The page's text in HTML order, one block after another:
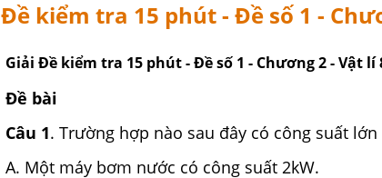
Đề kiểm tra 15 phút - Đề số 1 -
Giải Đề kiểm tra 15 phút - Đề số 1 - Chương 2 - Vật lí
Đề bài
Câu 1. Trường hợp nào sau đây có công suất lớn
A. Một máy bơm nước có công suất 2kW.